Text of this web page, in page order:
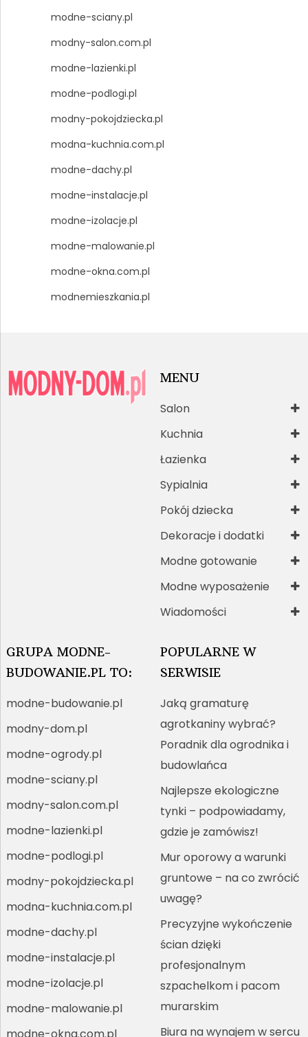
modne-sciany.pl
modny-salon.com.pl
modne-lazienki.pl
modne-podlogi.pl
modny-pokojdziecka.pl
modna-kuchnia.com.pl
modne-dachy.pl
modne-instalacje.pl
modne-izolacje.pl
modne-malowanie.pl
modne-okna.com.pl
modnemieszkania.pl
MENU
Salon
Kuchnia
Łazienka
Sypialnia
Pokój dziecka
Dekoracje i dodatki
Modne gotowanie
Modne wyposażenie
Wiadomości
GRUPA MODNE-
BUDOWANIE.PL TO:
modne-budowanie.pl
modny-dom.pl
modne-ogrody.pl
modne-sciany.pl
modny-salon.com.pl
modne-lazienki.pl
modne-podlogi.pl
modny-pokojdziecka.pl
modna-kuchnia.com.pl
modne-dachy.pl
modne-instalacje.pl
modne-izolacje.pl
modne-malowanie.pl
modne-okna.com.pl
POPULARNE W
SERWISIE
Jaką gramaturę
agrotkaniny wybrać?
Poradnik dla ogrodnika i
budowlańca
Najlepsze ekologiczne
tynki – podpowiadamy,
gdzie je zamówisz!
Mur oporowy a warunki
gruntowe – na co zwrócić
uwagę?
Precyzyjne wykończenie
ścian dzięki
profesjonalnym
szpachelkom i pacom
murarskim
Biura na wynajem w sercu